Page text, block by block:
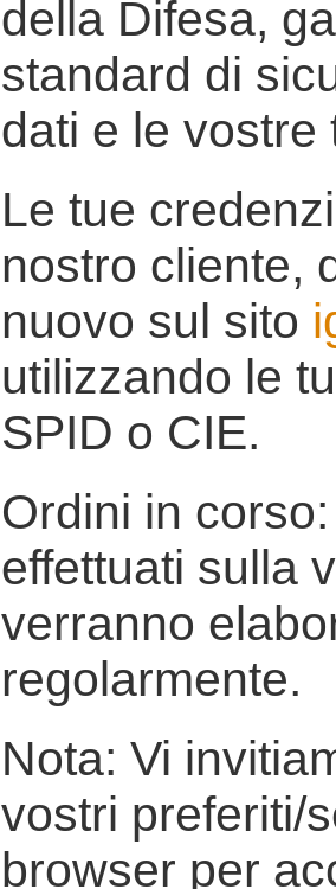
della Difesa,
standard di
dati e le vostre
Le tue
nostro cliente,
nuovo sul sito
utilizzando le
SPID o CIE.
Ordini in
effettuati sulla
verranno
regolarmente.
Nota: Vi
vostri preferiti/
browser per